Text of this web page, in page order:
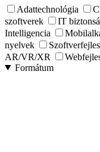
Adattechnológia
szoftverek
IT
Intelligencia
nyelvek
AR/VR/XR
Formátum